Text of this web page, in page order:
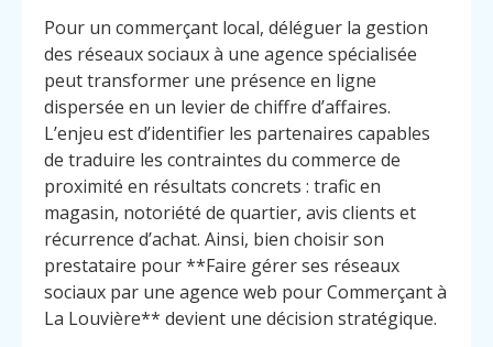
Pour un commerçant local, déléguer la gestion
des réseaux sociaux à une agence spécialisée
peut transformer une présence en ligne
dispersée en un levier de chiffre d’affaires.
L’enjeu est d’identifier les partenaires capables
de traduire les contraintes du commerce de
proximité en résultats concrets : trafic en
magasin, notoriété de quartier, avis clients et
récurrence d’achat. Ainsi, bien choisir son
prestataire pour **Faire gérer ses réseaux
sociaux par une agence web pour Commerçant à
La Louvière** devient une décision stratégique.